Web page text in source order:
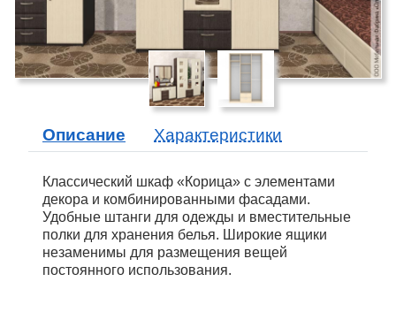
Описание Характеристики
Классический шкаф «Корица» с элементами
декора и комбинированными фасадами.
Удобные штанги для одежды и вместительные
полки для хранения белья. Широкие ящики
незаменимы для размещения вещей
постоянного использования.